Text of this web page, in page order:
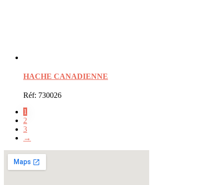
HACHE CANADIENNE
Réf: 730026
1
2
3
→